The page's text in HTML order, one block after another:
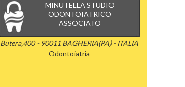
MINUTELLA STUDIO
ODONTOIATRICO
ASSOCIATO
Butera,400 - 90011 BAGHERIA(PA) - ITALIA
Odontoiatria